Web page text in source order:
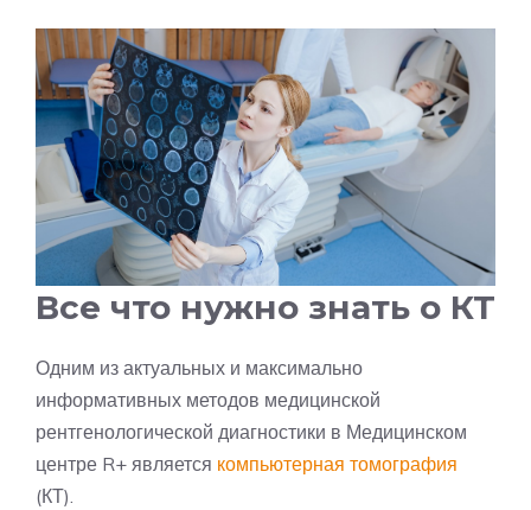
Все что нужно знать о КТ
Одним из актуальных и максимально
информативных методов медицинской
рентгенологической диагностики в Медицинском
центре R+ является компьютерная томография
(КТ).